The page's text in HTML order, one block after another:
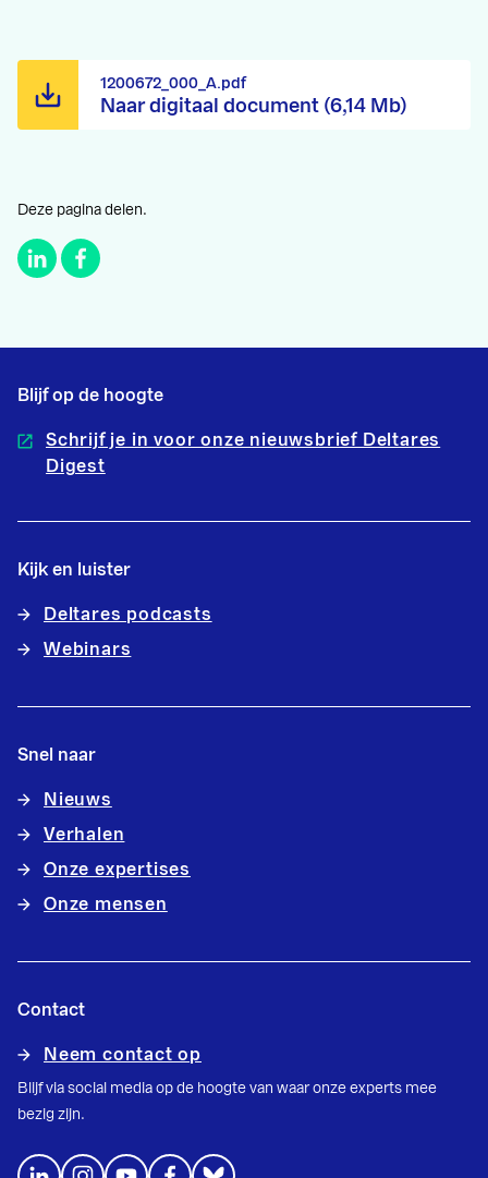
Naar digitaal document (6,14 Mb)
1200672_000_A.pdf
Deze pagina delen.
Blijf op de hoogte
Schrijf je in voor onze nieuwsbrief Deltares
Digest
Kijk en luister
Deltares podcasts
Webinars
Snel naar
Nieuws
Verhalen
Onze expertises
Onze mensen
Contact
Neem contact op
Blijf via social media op de hoogte van waar onze experts mee
bezig zijn.